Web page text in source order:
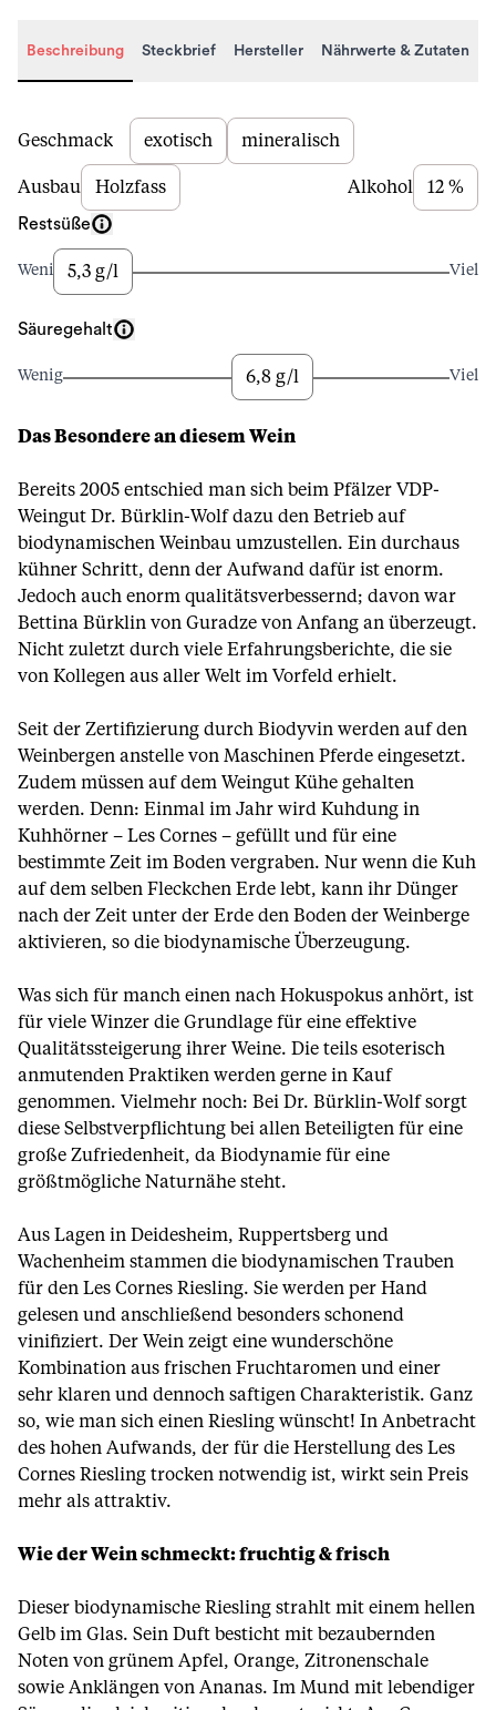
Beschreibung Steckbrief Hersteller Nährwerte & Zutaten
Beschreibung
Geschmack exotisch mineralisch
Ausbau Holzfass Alkohol 12 %
Restsüße
Wenig 5,3 g/l Viel
Säuregehalt
Wenig 6,8 g/l Viel
Das Besondere an diesem Wein
Bereits 2005 entschied man sich beim Pfälzer VDP-
Weingut Dr. Bürklin-Wolf dazu den Betrieb auf
biodynamischen Weinbau umzustellen. Ein durchaus
kühner Schritt, denn der Aufwand dafür ist enorm.
Jedoch auch enorm qualitätsverbessernd; davon war
Bettina Bürklin von Guradze von Anfang an überzeugt.
Nicht zuletzt durch viele Erfahrungsberichte, die sie
von Kollegen aus aller Welt im Vorfeld erhielt.
Seit der Zertifizierung durch Biodyvin werden auf den
Weinbergen anstelle von Maschinen Pferde eingesetzt.
Zudem müssen auf dem Weingut Kühe gehalten
werden. Denn: Einmal im Jahr wird Kuhdung in
Kuhhörner – Les Cornes – gefüllt und für eine
bestimmte Zeit im Boden vergraben. Nur wenn die Kuh
auf dem selben Fleckchen Erde lebt, kann ihr Dünger
nach der Zeit unter der Erde den Boden der Weinberge
aktivieren, so die biodynamische Überzeugung.
Was sich für manch einen nach Hokuspokus anhört, ist
für viele Winzer die Grundlage für eine effektive
Qualitätssteigerung ihrer Weine. Die teils esoterisch
anmutenden Praktiken werden gerne in Kauf
genommen. Vielmehr noch: Bei Dr. Bürklin-Wolf sorgt
diese Selbstverpflichtung bei allen Beteiligten für eine
große Zufriedenheit, da Biodynamie für eine
größtmögliche Naturnähe steht.
Aus Lagen in Deidesheim, Ruppertsberg und
Wachenheim stammen die biodynamischen Trauben
für den Les Cornes Riesling. Sie werden per Hand
gelesen und anschließend besonders schonend
vinifiziert. Der Wein zeigt eine wunderschöne
Kombination aus frischen Fruchtaromen und einer
sehr klaren und dennoch saftigen Charakteristik. Ganz
so, wie man sich einen Riesling wünscht! In Anbetracht
des hohen Aufwands, der für die Herstellung des Les
Cornes Riesling trocken notwendig ist, wirkt sein Preis
mehr als attraktiv.
Wie der Wein schmeckt: fruchtig & frisch
Dieser biodynamische Riesling strahlt mit einem hellen
Gelb im Glas. Sein Duft besticht mit bezaubernden
Noten von grünem Apfel, Orange, Zitronenschale
sowie Anklängen von Ananas. Im Mund mit lebendiger